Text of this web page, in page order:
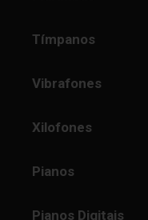
Tímpanos
Vibrafones
Xilofones
Pianos
Pianos Digitais